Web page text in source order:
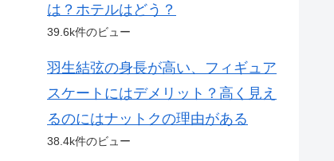
は？ホテルはどう？
39.6k件のビュー
羽生結弦の身長が高い、フィギュア
スケートにはデメリット？高く見え
るのにはナットクの理由がある
38.4k件のビュー